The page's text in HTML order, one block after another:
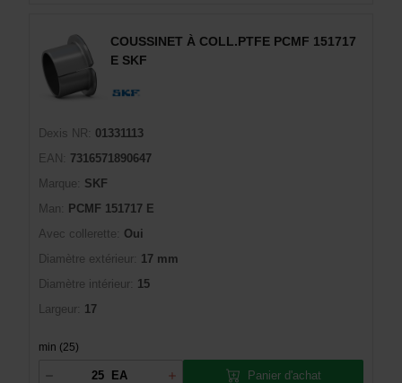
COUSSINET À COLL.PTFE PCMF 151717
E SKF
Dexis NR:
01331113
EAN:
7316571890647
Marque:
SKF
Man:
PCMF 151717 E
Avec collerette:
Oui
Diamètre extérieur: 17 mm
Diamètre intérieur: 15
Largeur: 17
min (25)
EA Panier d'achat